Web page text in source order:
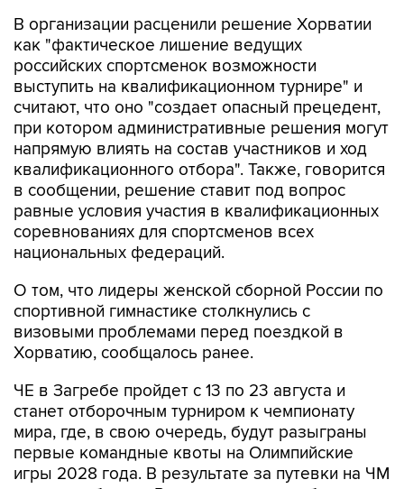
российских спортсменок возможности
выступить на квалификационном турнире" и
считают, что оно "создает опасный прецедент,
при котором административные решения могут
напрямую влиять на состав участников и ход
квалификационного отбора". Также, говорится
в сообщении, решение ставит под вопрос
равные условия участия в квалификационных
соревнованиях для спортсменов всех
национальных федераций.
О том, что лидеры женской сборной России по
визовыми проблемами перед поездкой в
Хорватию, сообщалось ранее.
ЧЕ в Загребе пройдет с 13 по 23 августа и
мира, где, в свою очередь, будут разыграны
первые командные квоты на Олимпийские
игры 2028 года. В результате за путевки на ЧМ
женская сборная России вынуждена бороться
резервным составом.